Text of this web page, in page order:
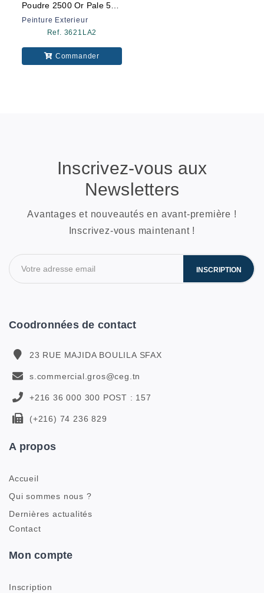
Poudre 2500 Or Pale 500 Ml
Peinture Exterieur
Ref. 3621LA2
Commander
Inscrivez-vous aux
Newsletters
Avantages et nouveautés en avant-première !
Inscrivez-vous maintenant !
INSCRIPTION
Coodronnées de contact
23 RUE MAJIDA BOULILA SFAX
s.commercial.gros@ceg.tn
+216 36 000 300 POST : 157
(+216) 74 236 829
A propos
Accueil
Qui sommes nous ?
Dernières actualités
Contact
Mon compte
Inscription